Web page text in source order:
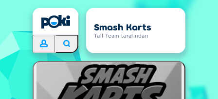
Smash Karts
Tall Team tarafından